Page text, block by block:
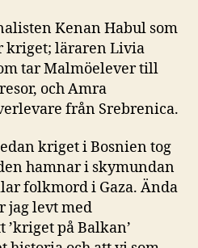
Kenan Habul som
kriget; läraren Livia
tar Malmöelever till
och Amra
från Srebrenica.
kriget i Bosnien tog
hamnar i skymundan
folkmord i Gaza. Ända
jag levt med
på Balkan’